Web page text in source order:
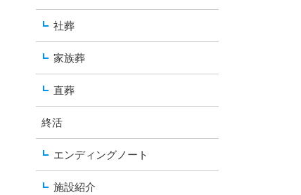
社葬
家族葬
直葬
終活
エンディングノート
施設紹介